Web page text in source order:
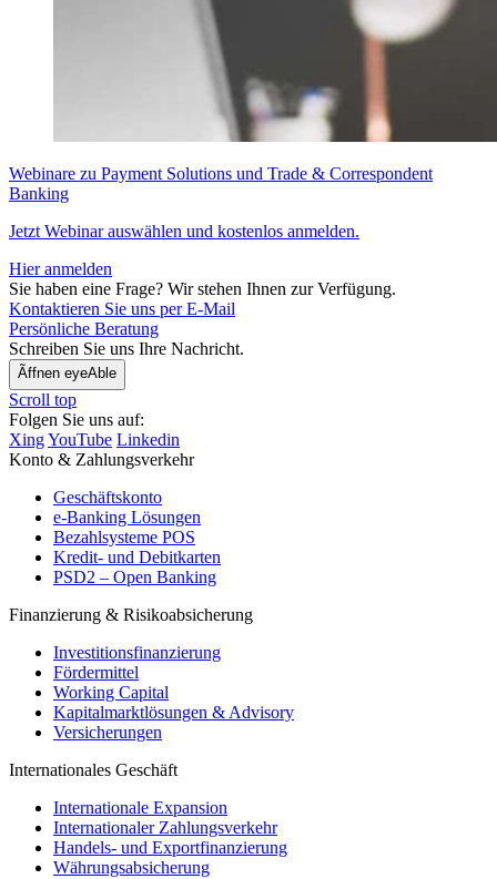
Webinare zu Payment Solutions und Trade & Correspondent
Banking
Jetzt Webinar auswählen und kostenlos anmelden.
Hier anmelden
Sie haben eine Frage? Wir stehen Ihnen zur Verfügung.
Kontaktieren Sie uns per E-Mail
Persönliche Beratung
Schreiben Sie uns Ihre Nachricht.
Ãffnen eyeAble
Scroll top
Folgen Sie uns auf:
XingYouTube Linkedin
Konto & Zahlungsverkehr
Geschäftskonto
e-Banking Lösungen
Bezahlsysteme POS
Kredit- und Debitkarten
PSD2 – Open Banking
Finanzierung & Risikoabsicherung
Investitionsfinanzierung
Fördermittel
Working Capital
Kapitalmarktlösungen & Advisory
Versicherungen
Internationales Geschäft
Internationale Expansion
Internationaler Zahlungsverkehr
Handels- und Exportfinanzierung
Währungsabsicherung